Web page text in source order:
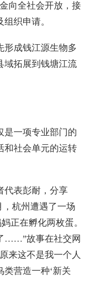
向全社会开放，接
织申请。
形成钱江源生物多
域拓展到钱塘江流
是一项专业部门的
和社会单元的运转
代表彭耐，分享
，杭州遭遇了一场
正在孵化两枚蛋。
……”故事在社交网
来这不是我一个人
营造一种‘新关